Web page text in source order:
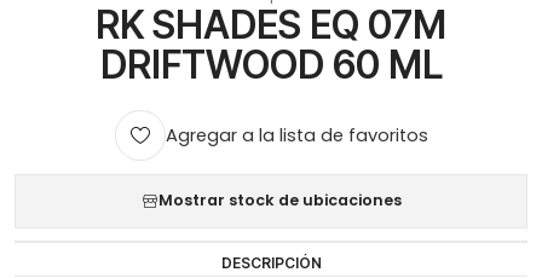
RK SHADES EQ 07M
DRIFTWOOD 60 ML
Agregar a la lista de favoritos
Mostrar stock de ubicaciones
DESCRIPCIÓN